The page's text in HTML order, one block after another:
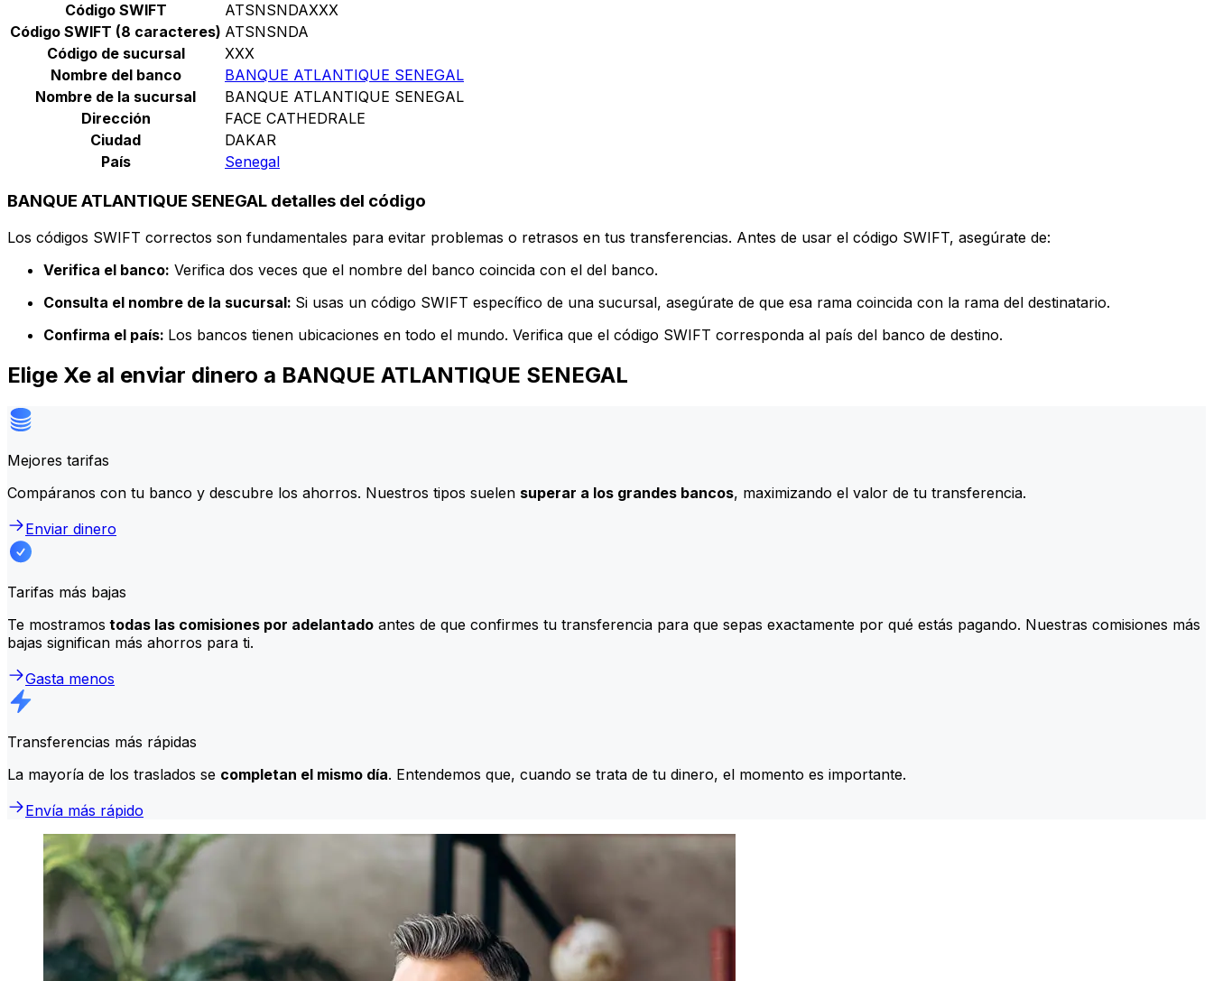
Código SWIFT
ATSNSNDAXXX
Código SWIFT (8 caracteres) ATSNSNDA
Código de sucursal
XXX
Nombre del banco
BANQUE ATLANTIQUE SENEGAL
Nombre de la sucursal
BANQUE ATLANTIQUE SENEGAL
Dirección
FACE CATHEDRALE
Ciudad
DAKAR
País
Senegal
BANQUE ATLANTIQUE SENEGAL detalles del código
Los códigos SWIFT correctos son fundamentales para evitar problemas o retrasos en tus transferencias. Antes de usar el código SWIFT, asegúrate de:
Verifica el banco: Verifica dos veces que el nombre del banco coincida con el del banco.
Consulta el nombre de la sucursal: Si usas un código SWIFT específico de una sucursal, asegúrate de que esa rama coincida con la rama del destinatario.
Confirma el país: Los bancos tienen ubicaciones en todo el mundo. Verifica que el código SWIFT corresponda al país del banco de destino.
Elige Xe al enviar dinero a BANQUE ATLANTIQUE SENEGAL
Mejores tarifas
Compáranos con tu banco y descubre los ahorros. Nuestros tipos suelen superar a los grandes bancos, maximizando el valor de tu transferencia.
Enviar dinero
Tarifas más bajas
Te mostramos todas las comisiones por adelantado antes de que confirmes tu transferencia para que sepas exactamente por qué estás pagando. Nuestras comisiones más
bajas significan más ahorros para ti.
Gasta menos
Transferencias más rápidas
La mayoría de los traslados se completan el mismo día. Entendemos que, cuando se trata de tu dinero, el momento es importante.
Envía más rápido